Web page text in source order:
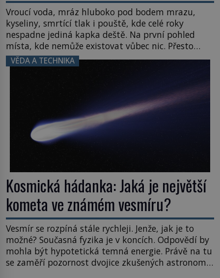
Vroucí voda, mráz hluboko pod bodem mrazu,
kyseliny, smrtící tlak i pouště, kde celé roky
nespadne jediná kapka deště. Na první pohled
místa, kde nemůže existovat vůbec nic. Přesto
právě tady vědci objevují organismy, které
posouvají hranice života. Každý nový nález mění
naše představy o tom, co všechno dokáže příroda a
napovídá, kde bychom jednou […]
VĚDA A TECHNIKA
Kosmická hádanka: Jaká je největší
kometa ve známém vesmíru?
Vesmír se rozpíná stále rychleji. Jenže, jak je to
možné? Současná fyzika je v koncích. Odpovědí by
mohla být hypotetická temná energie. Právě na tu
se zaměří pozornost dvojice zkušených astronomů.